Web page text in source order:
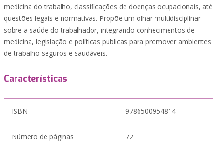
medicina do trabalho, classificações de doenças ocupacionais, até
questões legais e normativas. Propõe um olhar multidisciplinar
sobre a saúde do trabalhador, integrando conhecimentos de
medicina, legislação e políticas públicas para promover ambientes
de trabalho seguros e saudáveis.
Características
ISBN 9786500954814
Número de páginas 72